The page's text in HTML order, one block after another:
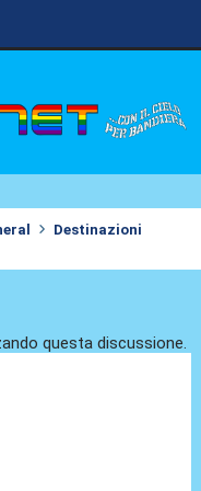
Destinazioni
questa discussione.